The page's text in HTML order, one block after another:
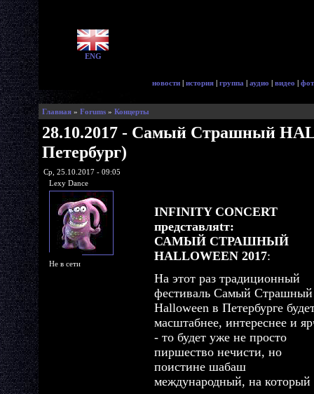
ENG
новости | история | группа | аудио | видео |
Главная » Forums » Концерты
28.10.2017 - Самый Страшный
Петербург)
Ср, 25.10.2017 - 09:05
Lexy Dance
Не в сети
INFINITY CONCERT
представляtт:
САМЫЙ СТРАШНЫЙ
HALLOWEEN 2017:
На этот раз традиционный
фестиваль Самый Страшный
Halloween в Петербурге
масштабнее, интереснее и
- то будет уже не просто
пиршество нечисти, но
поистине шабаш
международный, на который